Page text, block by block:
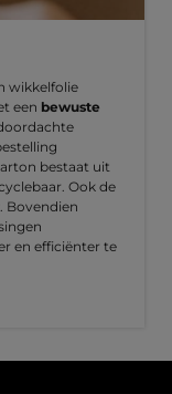
wikkelfolie
een bewuste
bestaat uit
Ook de
. Bovendien
en efficiënter te